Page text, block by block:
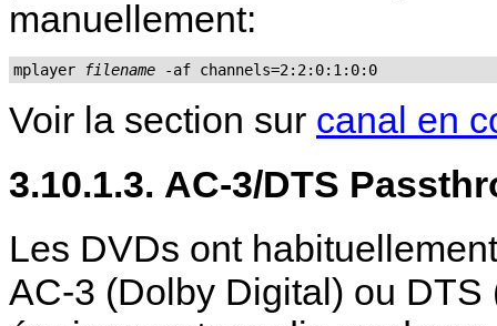
manuellement:
mplayer filename -af channels=2:2:0:1:0:0
Voir la section sur canal en
3.10.1.3. AC-3/DTS
Les DVDs ont
AC-3 (Dolby Digital) ou